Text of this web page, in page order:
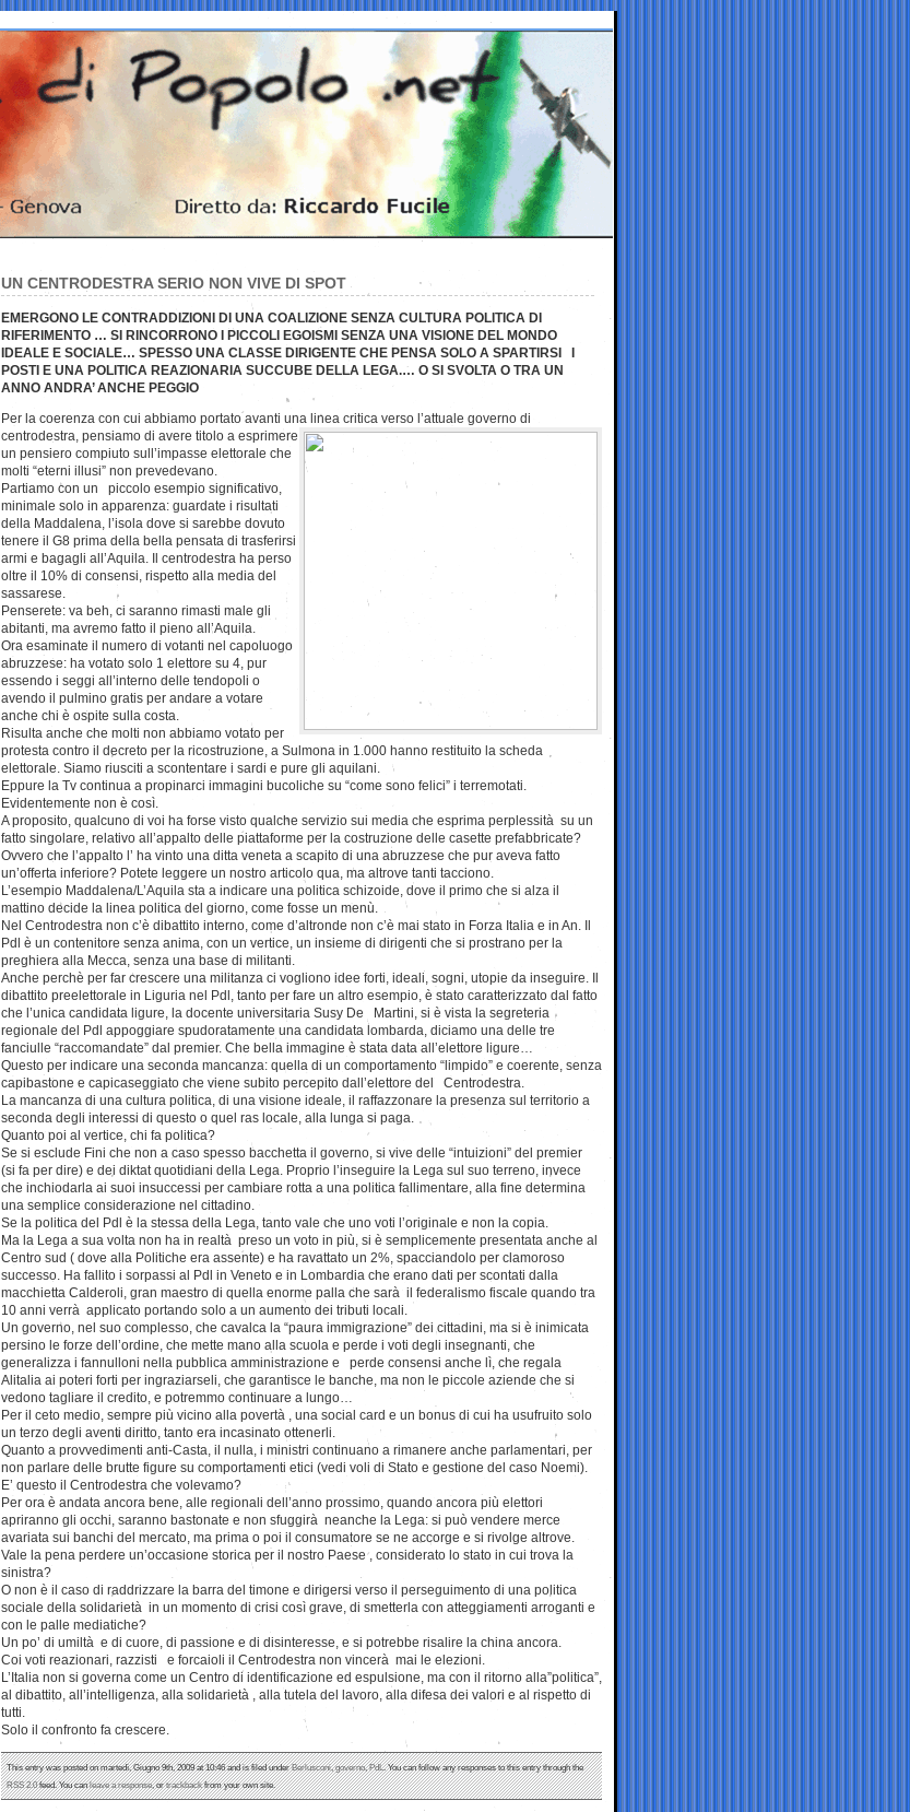
UN CENTRODESTRA SERIO NON VIVE DI SPOT
EMERGONO LE CONTRADDIZIONI DI UNA COALIZIONE SENZA CULTURA POLITICA DI
RIFERIMENTO … SI RINCORRONO I PICCOLI EGOISMI SENZA UNA VISIONE DEL MONDO
IDEALE E SOCIALE… SPESSO UNA CLASSE DIRIGENTE CHE PENSA SOLO A SPARTIRSI I
POSTI E UNA POLITICA REAZIONARIA SUCCUBE DELLA LEGA.… O SI SVOLTA O TRA UN
ANNO ANDRA’ ANCHE PEGGIO
Per la coerenza con cui abbiamo portato avanti una linea critica verso l’attuale governo di
centrodestra, pensiamo di avere titolo a esprimere
un pensiero compiuto sull’impasse elettorale che
molti “eterni illusi” non prevedevano.
Partiamo con un piccolo esempio significativo,
minimale solo in apparenza: guardate i risultati
della Maddalena, l’isola dove si sarebbe dovuto
tenere il G8 prima della bella pensata di trasferirsi
armi e bagagli all’Aquila. Il centrodestra ha perso
oltre il 10% di consensi, rispetto alla media del
sassarese.
Penserete: va beh, ci saranno rimasti male gli
abitanti, ma avremo fatto il pieno all’Aquila.
Ora esaminate il numero di votanti nel capoluogo
abruzzese: ha votato solo 1 elettore su 4, pur
essendo i seggi all’interno delle tendopoli o
avendo il pulmino gratis per andare a votare
anche chi è ospite sulla costa.
Risulta anche che molti non abbiamo votato per
protesta contro il decreto per la ricostruzione, a Sulmona in 1.000 hanno restituito la scheda
elettorale. Siamo riusciti a scontentare i sardi e pure gli aquilani.
Eppure la Tv continua a propinarci immagini bucoliche su “come sono felici” i terremotati.
Evidentemente non è così.
A proposito, qualcuno di voi ha forse visto qualche servizio sui media che esprima perplessità su un
fatto singolare, relativo all’appalto delle piattaforme per la costruzione delle casette prefabbricate?
Ovvero che l’appalto l’ ha vinto una ditta veneta a scapito di una abruzzese che pur aveva fatto
un’offerta inferiore? Potete leggere un nostro articolo qua, ma altrove tanti tacciono.
L’esempio Maddalena/L’Aquila sta a indicare una politica schizoide, dove il primo che si alza il
mattino decide la linea politica del giorno, come fosse un menù.
Nel Centrodestra non c’è dibattito interno, come d’altronde non c’è mai stato in Forza Italia e in An. Il
Pdl è un contenitore senza anima, con un vertice, un insieme di dirigenti che si prostrano per la
preghiera alla Mecca, senza una base di militanti.
Anche perchè per far crescere una militanza ci vogliono idee forti, ideali, sogni, utopie da inseguire. Il
dibattito preelettorale in Liguria nel Pdl, tanto per fare un altro esempio, è stato caratterizzato dal fatto
che l’unica candidata ligure, la docente universitaria Susy De Martini, si è vista la segreteria
regionale del Pdl appoggiare spudoratamente una candidata lombarda, diciamo una delle tre
fanciulle “raccomandate” dal premier. Che bella immagine è stata data all’elettore ligure…
Questo per indicare una seconda mancanza: quella di un comportamento “limpido” e coerente, senza
capibastone e capicaseggiato che viene subito percepito dall’elettore del Centrodestra.
La mancanza di una cultura politica, di una visione ideale, il raffazzonare la presenza sul territorio a
seconda degli interessi di questo o quel ras locale, alla lunga si paga.
Quanto poi al vertice, chi fa politica?
Se si esclude Fini che non a caso spesso bacchetta il governo, si vive delle “intuizioni” del premier
(si fa per dire) e dei diktat quotidiani della Lega. Proprio l’inseguire la Lega sul suo terreno, invece
che inchiodarla ai suoi insuccessi per cambiare rotta a una politica fallimentare, alla fine determina
una semplice considerazione nel cittadino.
Se la politica del Pdl è la stessa della Lega, tanto vale che uno voti l’originale e non la copia.
Ma la Lega a sua volta non ha in realtà preso un voto in più, si è semplicemente presentata anche al
Centro sud ( dove alla Politiche era assente) e ha ravattato un 2%, spacciandolo per clamoroso
successo. Ha fallito i sorpassi al Pdl in Veneto e in Lombardia che erano dati per scontati dalla
macchietta Calderoli, gran maestro di quella enorme palla che sarà il federalismo fiscale quando tra
10 anni verrà applicato portando solo a un aumento dei tributi locali.
Un governo, nel suo complesso, che cavalca la “paura immigrazione” dei cittadini, ma si è inimicata
persino le forze dell’ordine, che mette mano alla scuola e perde i voti degli insegnanti, che
generalizza i fannulloni nella pubblica amministrazione e perde consensi anche lì, che regala
Alitalia ai poteri forti per ingraziarseli, che garantisce le banche, ma non le piccole aziende che si
vedono tagliare il credito, e potremmo continuare a lungo…
Per il ceto medio, sempre più vicino alla povertà , una social card e un bonus di cui ha usufruito solo
un terzo degli aventi diritto, tanto era incasinato ottenerli.
Quanto a provvedimenti anti-Casta, il nulla, i ministri continuano a rimanere anche parlamentari, per
non parlare delle brutte figure su comportamenti etici (vedi voli di Stato e gestione del caso Noemi).
E’ questo il Centrodestra che volevamo?
Per ora è andata ancora bene, alle regionali dell’anno prossimo, quando ancora più elettori
apriranno gli occhi, saranno bastonate e non sfuggirà neanche la Lega: si può vendere merce
avariata sui banchi del mercato, ma prima o poi il consumatore se ne accorge e si rivolge altrove.
Vale la pena perdere un’occasione storica per il nostro Paese , considerato lo stato in cui trova la
sinistra?
O non è il caso di raddrizzare la barra del timone e dirigersi verso il perseguimento di una politica
sociale della solidarietà in un momento di crisi così grave, di smetterla con atteggiamenti arroganti e
con le palle mediatiche?
Un po’ di umiltà e di cuore, di passione e di disinteresse, e si potrebbe risalire la china ancora.
Coi voti reazionari, razzisti e forcaioli il Centrodestra non vincerà mai le elezioni.
L’Italia non si governa come un Centro di identificazione ed espulsione, ma con il ritorno alla”politica”,
al dibattito, all’intelligenza, alla solidarietà , alla tutela del lavoro, alla difesa dei valori e al rispetto di
tutti.
Solo il confronto fa crescere.
This entry was posted on martedì, Giugno 9th, 2009 at 10:46 and is filed underBerlusconi,governo,PdL. You can follow any responses to this entry through the
RSS 2.0feed. You canleave a response, ortrackbackfrom your own site.